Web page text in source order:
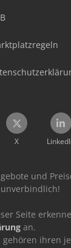
X
und
Seite
an.
gehören ihren